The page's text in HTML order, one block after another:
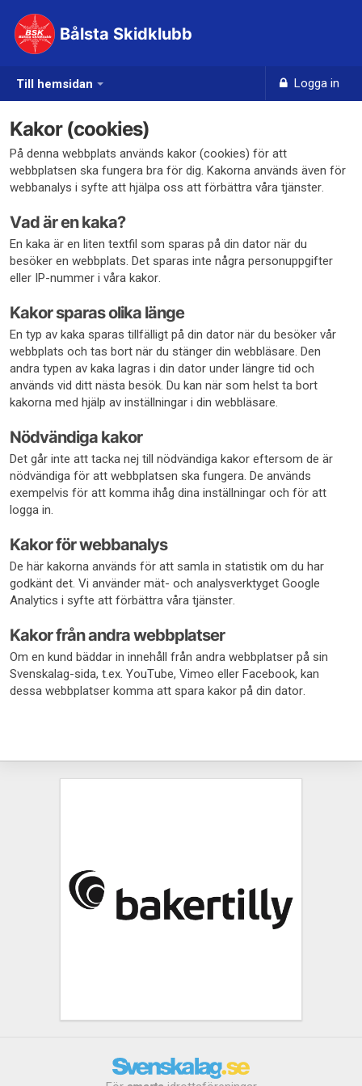
Till hemsidan Logga in
Bålsta Skidklubb
Kakor (cookies)
På denna webbplats används kakor (cookies) för att
webbplatsen ska fungera bra för dig. Kakorna används även för
webbanalys i syfte att hjälpa oss att förbättra våra tjänster.
Vad är en kaka?
En kaka är en liten textfil som sparas på din dator när du
besöker en webbplats. Det sparas inte några personuppgifter
eller IP-nummer i våra kakor.
Kakor sparas olika länge
En typ av kaka sparas tillfälligt på din dator när du besöker vår
webbplats och tas bort när du stänger din webbläsare. Den
andra typen av kaka lagras i din dator under längre tid och
används vid ditt nästa besök. Du kan när som helst ta bort
kakorna med hjälp av inställningar i din webbläsare.
Nödvändiga kakor
Det går inte att tacka nej till nödvändiga kakor eftersom de är
nödvändiga för att webbplatsen ska fungera. De används
exempelvis för att komma ihåg dina inställningar och för att
logga in.
Kakor för webbanalys
De här kakorna används för att samla in statistik om du har
godkänt det. Vi använder mät- och analysverktyget Google
Analytics i syfte att förbättra våra tjänster.
Kakor från andra webbplatser
Om en kund bäddar in innehåll från andra webbplatser på sin
Svenskalag-sida, t.ex. YouTube, Vimeo eller Facebook, kan
dessa webbplatser komma att spara kakor på din dator.